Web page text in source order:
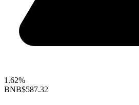
1.62%
BNB$587.32